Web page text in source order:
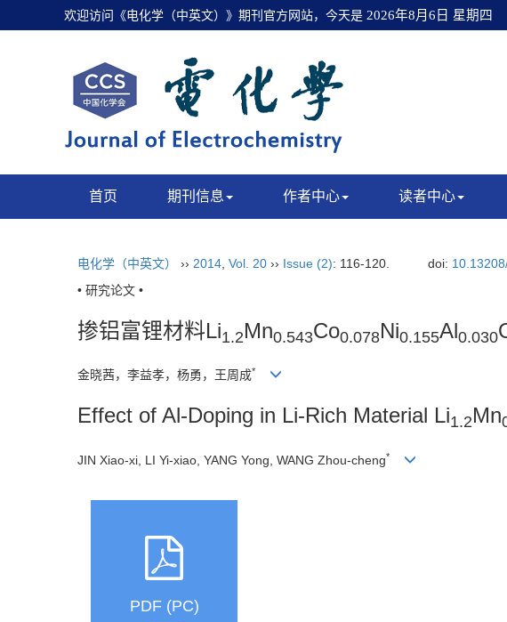
欢迎访问《电化学（中英文）》期刊官方网站，今天是 2026年8月6日 星期四
首页 期刊信息 作者中心 读者中心
电化学（中英文） ›› 2014 Vol. 20 ›› Issue (2): 116-120. doi:
• 研究论文 •
掺铝富锂材料Li1.2Mn0.543Co0.078Ni0.155Al0.030
金晓茜，李益孝，杨勇，王周成*
Effect of Al-Doping in Li-Rich Material Li1.2Mn
JIN Xiao-xi, LI Yi-xiao, YANG Yong, WANG Zhou-cheng*
PDF (PC)